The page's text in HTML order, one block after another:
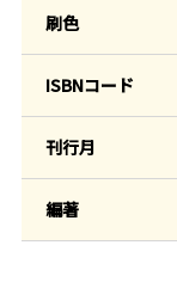
刷色
ISBNコード
刊行月
編著